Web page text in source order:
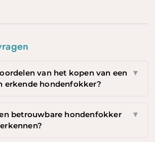
van het kopen van een
erkende hondenfokker?
▼
betrouwbare hondenfokker
▼